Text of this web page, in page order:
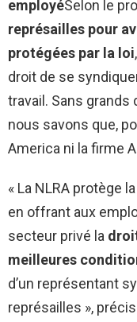
employéSelon le
représailles pour
protégées par la loi
droit de se
travail. Sans grands
nous savons que,
America ni la firme
« La NLRA protège
en offrant aux
secteur privé la
meilleures
d’un représentant
représailles »,